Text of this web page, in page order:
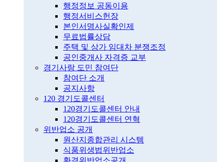
행정정보 공동이용
행정서비스헌장
본인서명사실확인제
무료법률상담
주택 및 상가 임대차 분쟁조정
공인중개사 자격증 교부
경기사랑 도민 참여단
참여단 소개
공지사항
120 경기도콜센터
120경기도콜센터 안내
120경기도콜센터 연혁
위반업소 공개
원산지종합관리 시스템
식품위생법위반업소
환경위반업소공개